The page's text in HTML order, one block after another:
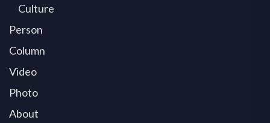
Culture
Person
Column
Video
Photo
About